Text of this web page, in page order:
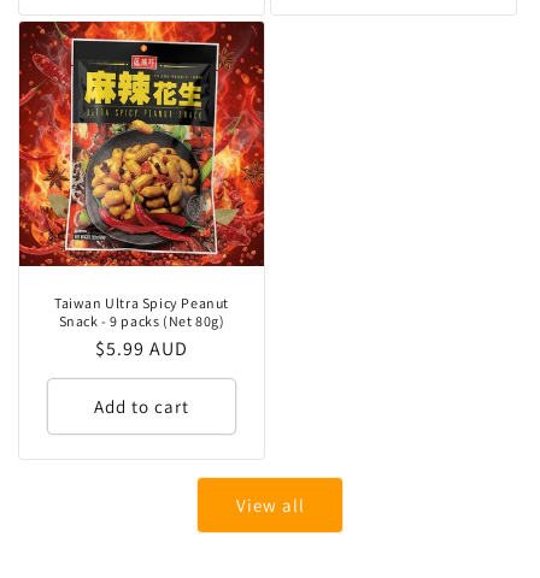
Taiwan Ultra Spicy Peanut
Snack - 9 packs (Net 80g)
Regular
price
$5.99 AUD
Add to cart
View all